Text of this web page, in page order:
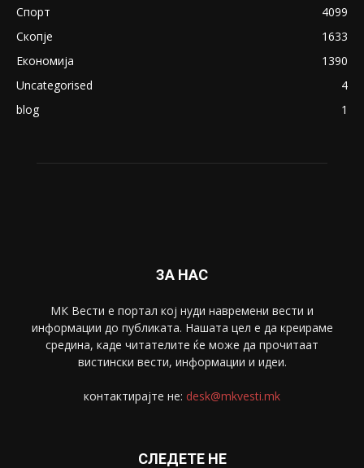
Спорт
4099
Скопје
1633
Економија
1390
Uncategorised
4
blog
1
ЗА НАС
МК Вести е портал коj нуди навремени вести и
информации до публиката. Нашата цел е да креираме
средина, каде читателите ќе може да прочитаат
вистински вести, информации и идеи.
контактирајте не: desk@mkvesti.mk
СЛЕДЕТЕ НЕ